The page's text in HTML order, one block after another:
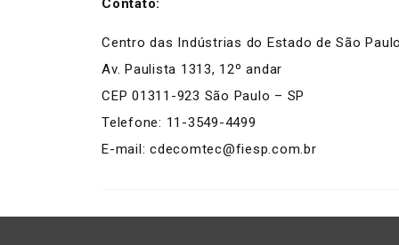
Contato:
Centro das Indústrias do Estado de São
Av. Paulista 1313, 12º andar
CEP 01311-923 São Paulo – SP
Telefone: 11-3549-4499
E-mail: cdecomtec@fiesp.com.br